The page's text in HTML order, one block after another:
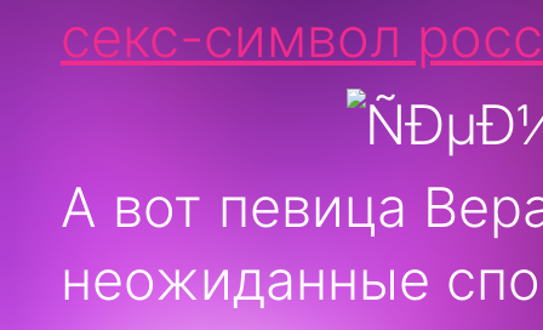
секс-символ
А вот певица
неожиданные